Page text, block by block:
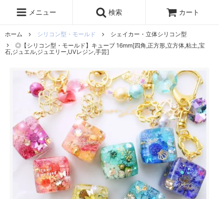
メニュー 検索 カート
ホーム シリコン型・モールド
シェイカー・立体シリコン型
◎【シリコン型・モールド】キューブ 16mm[四角,正方形,立方体,粘土,宝
石,ジュエル,ジュエリー,UVレジン,手芸]